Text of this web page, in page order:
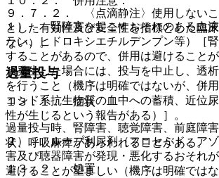
９．７．２． 〈点滴静注〉使用しない
とした有効性及び安全性を指標とした臨
ない）。
過量投与
１３．１． 症状
過量投与時、腎障害、聴覚障害、前庭障
状、呼吸麻痺があらわれることがある。
１３．２． 処置
１）． 腎障害を起こすおそれのある血
ラン、ヒドロキシエチルデンプン等）［
することがあるので、併用は避けること
が発生した場合には、投与を中止し、透
を行うこと（機序は明確ではないが、併
コシド系抗生物質の血中への蓄積、近位
性が生じるという報告がある）］。
２）． ループ利尿剤（フロセミド、ア
害及び聴器障害が発現・悪化するおそれ
避けることが望ましい（機序は明確では